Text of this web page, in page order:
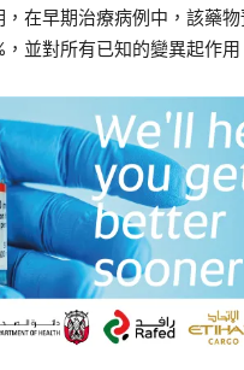
在早期治療病例中，該藥
並對所有已知的變異起作用